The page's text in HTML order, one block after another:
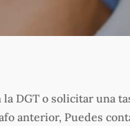
DGT o solicitar una
anterior, Puedes